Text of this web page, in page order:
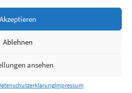
Akzeptieren
Ablehnen
ansehen
Impressum